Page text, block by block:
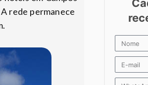
A rede permanece